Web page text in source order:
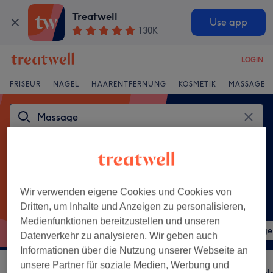
Treatwell
130K
Use app
LOGIN
FRISEUR NÄGEL HAARENTFERNUNG KOSMETIK MASSAGE
Beliebte Behandlungen
Schulter-, Rücken- & Nackenmassage
Thaimassage
Wir verwenden eigene Cookies und Cookies von
Dritten, um Inhalte und Anzeigen zu personalisieren,
Medienfunktionen bereitzustellen und unseren
Datenverkehr zu analysieren. Wir geben auch
Informationen über die Nutzung unserer Webseite an
unsere Partner für soziale Medien, Werbung und